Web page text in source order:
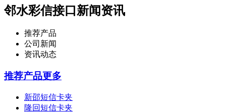
邻水彩信接口新闻资讯
推荐产品
公司新闻
资讯动态
推荐产品更多
新邵短信卡夹
隆回短信卡夹